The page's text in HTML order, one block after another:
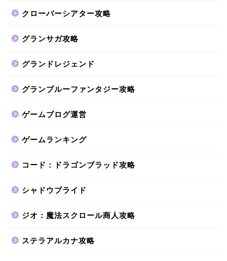
クローバーシアター攻略
グランサガ攻略
グランドレジェンド
グランブルーファンタジー攻略
ゲームブログ運営
ゲームランキング
コード：ドラゴンブラッド攻略
シャドウブライド
ジオ：魔法スクロール商人攻略
ステラアルカナ攻略